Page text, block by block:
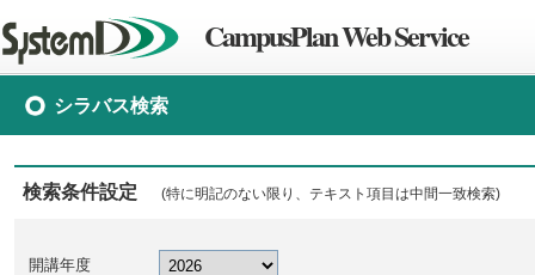
CampusPlan Web Service
シラバス検索
検索条件設定 (特に明記のない限り、テキスト項目は中間一致検索)
開講年度